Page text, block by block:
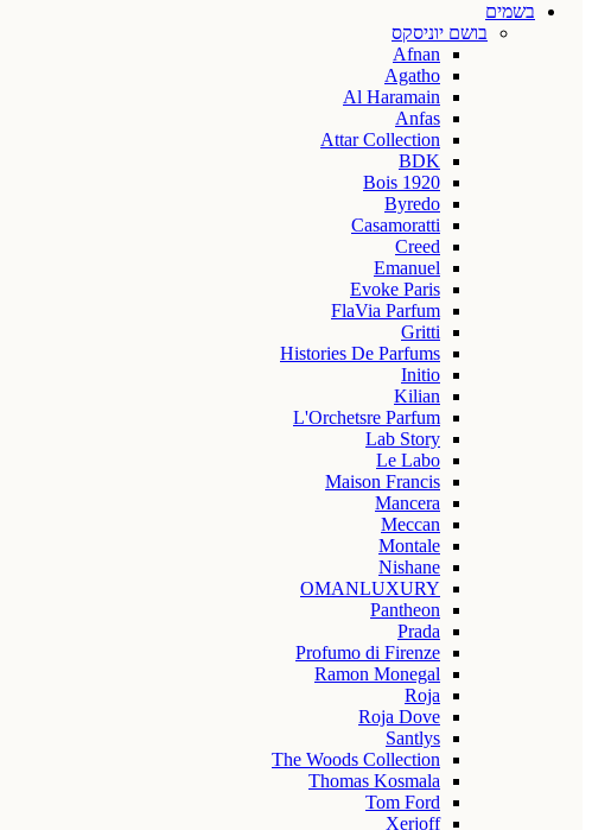
בשמים
בושם יוניסקס
Afnan
Agatho
Al Haramain
Anfas
Attar Collection
BDK
Bois 1920
Byredo
Casamoratti
Creed
Emanuel
Evoke Paris
FlaVia Parfum
Gritti
Histories De Parfums
Initio
Kilian
L'Orchetsre Parfum
Lab Story
Le Labo
Maison Francis
Mancera
Meccan
Montale
Nishane
OMANLUXURY
Pantheon
Prada
Profumo di Firenze
Ramon Monegal
Roja
Roja Dove
Santlys
The Woods Collection
Thomas Kosmala
Tom Ford
Xerjoff